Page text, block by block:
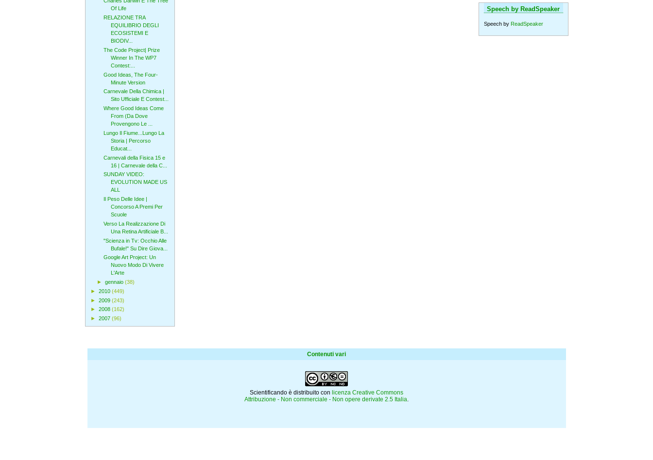
Speech by ReadSpeaker
Speech by ReadSpeaker
Of Life
RELAZIONE TRA
EQUILIBRIO DEGLI
ECOSISTEMI E
BIODIV...
The Code Project| Prize
Winner In The WP7
Contest:...
Good Ideas, The Four-
Minute Version
Carnevale Della Chimica |
Sito Ufficiale E Contest...
Where Good Ideas Come
From (Da Dove
Provengono Le ...
Lungo Il Fiume...Lungo La
Storia | Percorso
Educat...
Carnevali della Fisica 15 e
16 | Carnevale della C...
SUNDAY VIDEO:
EVOLUTION MADE US
ALL
Il Peso Delle Idee |
Concorso A Premi Per
Scuole
Verso La Realizzazione Di
Una Retina Artificiale B...
"Scienza in Tv: Occhio Alle
Bufale!" Su Dire Giova...
Google Art Project: Un
Nuovo Modo Di Vivere
L'Arte
► gennaio (38)
► 2010 (449)
► 2009 (243)
► 2008 (162)
► 2007 (96)
Contenuti vari
Scientificando è distribuito con licenza Creative Commons
Attribuzione - Non commerciale - Non opere derivate 2.5 Italia.